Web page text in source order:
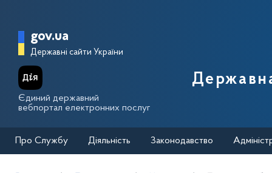
Головна сторінка Державної
gov.ua
Державні сайти України
Єдиний державний
вебпортал електронних послуг
Про Службу Діяльність Законодавство